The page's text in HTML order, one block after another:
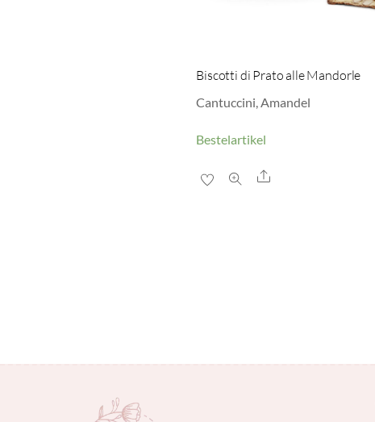
Biscotti di Prato alle Mandorle
Cantuccini, Amandel
Bestelartikel
Share